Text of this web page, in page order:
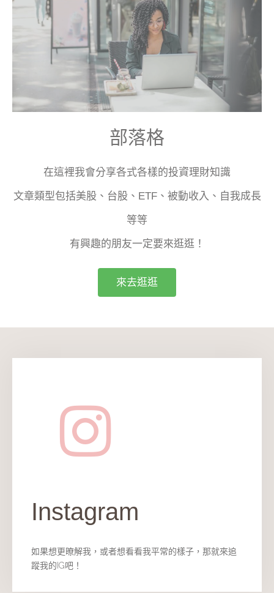
部落格
在這裡我會分享各式各樣的投資理財知識
文章類型包括美股、台股、ETF、被動收入、自我成長
等等
有興趣的朋友一定要來逛逛！
來去逛逛
Instagram
如果想更暸解我，或者想看看我平常的樣子，那就來追
蹤我的IG吧！